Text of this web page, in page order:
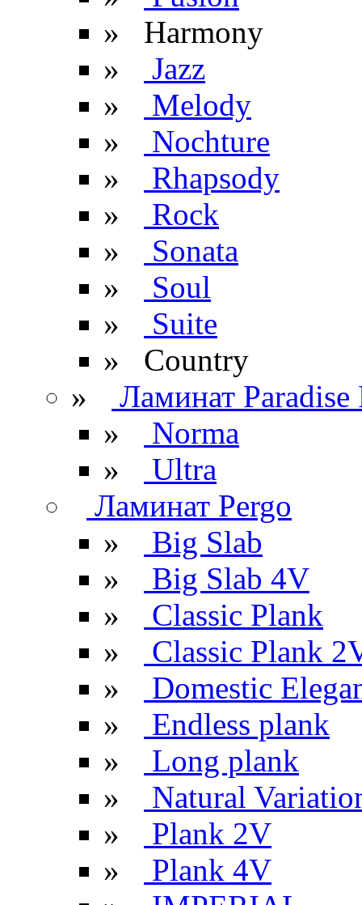
» Harmony
»
Jazz
»
Melody
»
Nochture
»
Rhapsody
»
Rock
»
Sonata
»
Soul
»
Suite
» Сountry
»
Ламинат Paradise
»
Norma
»
Ultra
Ламинат Pergo
»
Big Slab
»
Big Slab 4V
»
Classic Plank
»
Classic Plank
»
Domestic
»
Endless plank
»
Long plank
»
Natural
»
Plank 2V
»
Plank 4V